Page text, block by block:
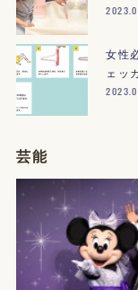
女性
ェッ
芸能